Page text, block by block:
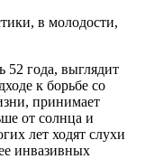
52 года, выглядит
к борьбе со
принимает
от солнца и
лет ходят слухи
инвазивных